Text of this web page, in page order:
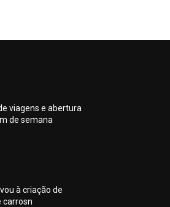
viagens e abertura
de semana
à criação de
carrosn